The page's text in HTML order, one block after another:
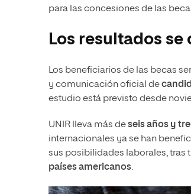
para las concesiones de las
Los resultados
Los beneficiarios de las becas
y comunicación oficial de
estudio está previsto desde
UNIR lleva más deseis años y
internacionales ya se han
sus posibilidades laborales, tras
paísesamericanos.